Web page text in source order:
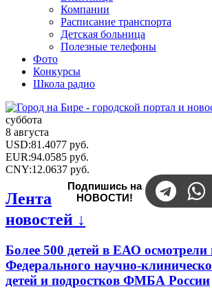
Компании
Расписание транспорта
Детская больница
Полезные телефоны
Фото
Конкурсы
Школа радио
суббота
8 августа
USD:81.4077 руб.
EUR:94.0585 руб.
CNY:12.0637 руб.
Подпишись на
НОВОСТИ!
Лента
новостей ↓
Более 500 детей в ЕАО осмотрели
Федерального научно-
детей и подростков ФМБА России